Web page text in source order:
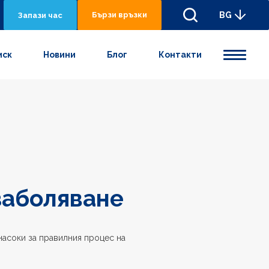
Запази час Бързи връзки BG
Новини Блог Контакти
за правилния процес на